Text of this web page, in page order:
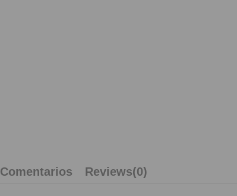
Comentarios Reviews(0)